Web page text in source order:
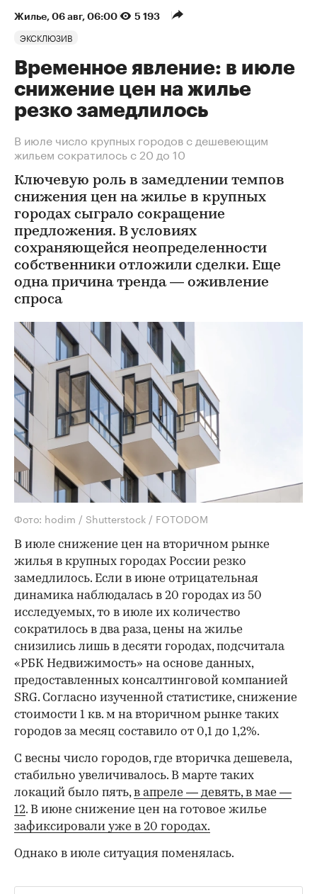
Жилье⁠, 06 авг, 06:00 5 193
ЭКСКЛЮЗИВ
Временное явление: в июле
снижение цен на жилье
резко замедлилось
В июле число крупных городов с дешевеющим
жильем сократилось с 20 до 10
Ключевую роль в замедлении темпов
снижения цен на жилье в крупных
городах сыграло сокращение
предложения. В условиях
сохраняющейся неопределенности
собственники отложили сделки. Еще
одна причина тренда — оживление
спроса
Фото: hodim / Shutterstock / FOTODOM
В июле снижение цен на вторичном рынке
жилья в крупных городах России резко
замедлилось. Если в июне отрицательная
динамика наблюдалась в 20 городах из 50
исследуемых, то в июле их количество
сократилось в два раза, цены на жилье
снизились лишь в десяти городах, подсчитала
«РБК Недвижимость» на основе данных,
предоставленных консалтинговой компанией
SRG. Согласно изученной статистике, снижение
стоимости 1 кв. м на вторичном рынке таких
городов за месяц составило от 0,1 до 1,2%.
С весны число городов, где вторичка дешевела,
стабильно увеличивалось. В марте таких
локаций было пять,в апреле — девять,в мае —
12. В июне снижение цен на готовое жилье
зафиксировали уже в 20 городах.
Однако в июле ситуация поменялась.